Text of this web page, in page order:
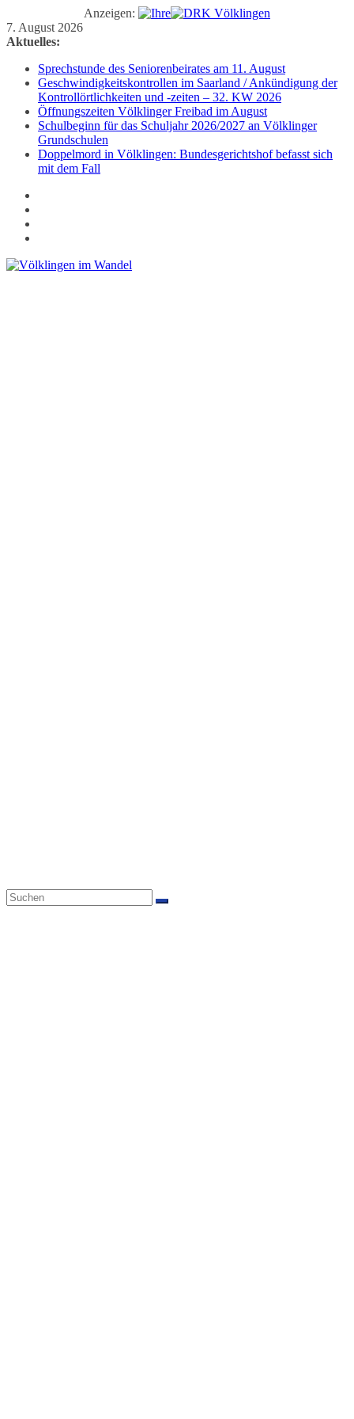
Anzeigen:
Zum
Inhalt
7. August 2026
Aktuelles:
Sprechstunde des Seniorenbeirates am 11. August
Geschwindigkeitskontrollen im Saarland / Ankündigung der
Kontrollörtlichkeiten und -zeiten – 32. KW 2026
Öffnungszeiten Völklinger Freibad im August
Schulbeginn für das Schuljahr 2026/2027 an Völklinger
Grundschulen
Doppelmord in Völklingen: Bundesgerichtshof befasst sich
mit dem Fall